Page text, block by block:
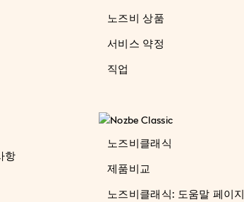
노즈비 상품
서비스 약정
직업
항
노즈비클래식
제품비교
노즈비클래식: 도움말 페이지